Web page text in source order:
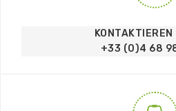
KONTAKTIEREN
+33 (0)4 68